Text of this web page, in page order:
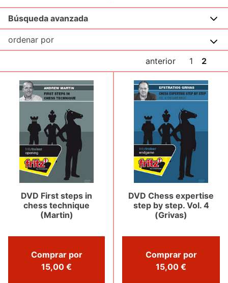
Búsqueda avanzada
anterior 1 2
DVD First steps in
chess technique
(Martin)
Comprar por
15,00 €
DVD Chess expertise
step by step. Vol. 4
(Grivas)
Comprar por
15,00 €